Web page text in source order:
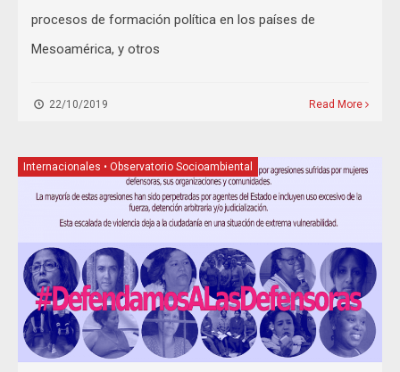
procesos de formación política en los países de
Mesoamérica, y otros
22/10/2019 Read More
Internacionales • Observatorio Socioambiental